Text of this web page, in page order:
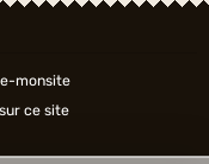
monsite
ce site